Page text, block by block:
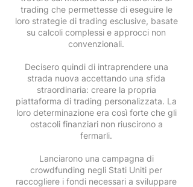
trading che permettesse di eseguire le
loro strategie di trading esclusive, basate
su calcoli complessi e approcci non
convenzionali.
Decisero quindi di intraprendere una
strada nuova accettando una sfida
straordinaria: creare la propria
piattaforma di trading personalizzata. La
loro determinazione era così forte che gli
ostacoli finanziari non riuscirono a
fermarli.
Lanciarono una campagna di
crowdfunding negli Stati Uniti per
raccogliere i fondi necessari a sviluppare